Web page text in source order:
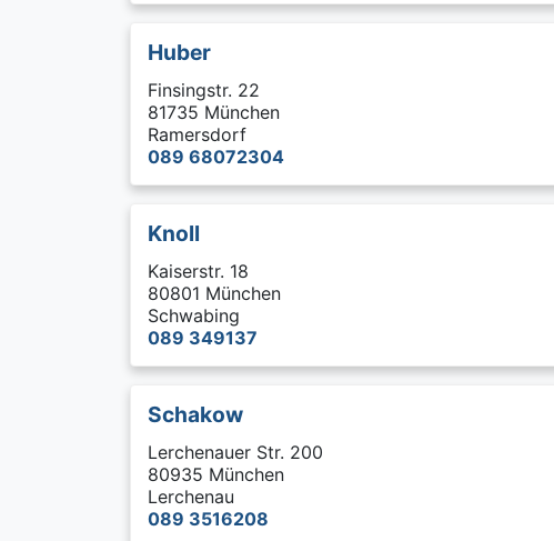
Huber
Finsingstr. 22
81735 München
Ramersdorf
089 68072304
Knoll
Kaiserstr. 18
80801 München
Schwabing
089 349137
Schakow
Lerchenauer Str. 200
80935 München
Lerchenau
089 3516208